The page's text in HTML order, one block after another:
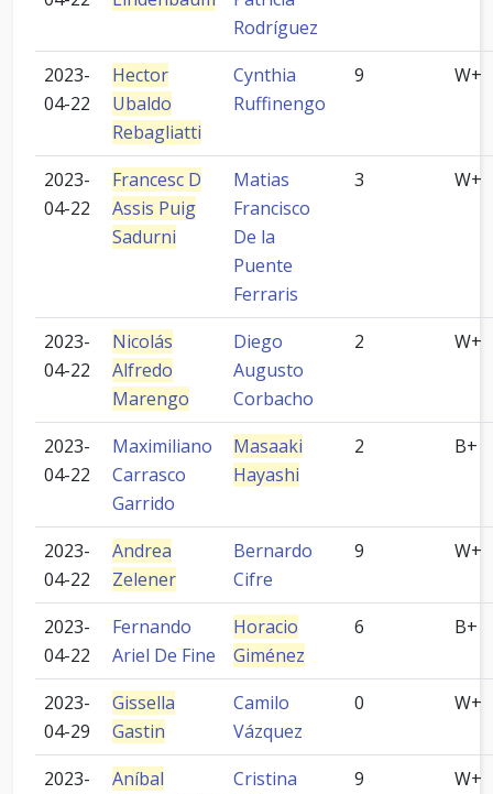
Rodríguez
2023-
04-22
Hector
Ubaldo
Rebagliatti
Cynthia
Ruffinengo
9 W+
2023-
04-22
Francesc D
Assis Puig
Sadurni
Matias
Francisco
De la
Puente
Ferraris
3 W+
2023-
04-22
Nicolás
Alfredo
Marengo
Diego
Augusto
Corbacho
2 W+
2023-
04-22
Maximiliano
Carrasco
Garrido
Masaaki
Hayashi
2 B+
2023-
04-22
Andrea
Zelener
Bernardo
Cifre
9 W+
2023-
04-22
Fernando
Ariel De Fine
Horacio
Giménez
6 B+
2023-
04-29
Gissella
Gastin
Camilo
Vázquez
0 W+
2023-
Aníbal
Cristina
9 W+